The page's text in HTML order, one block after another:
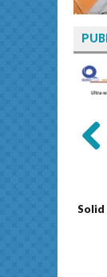
Solid